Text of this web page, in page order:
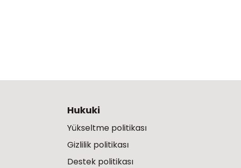
Hukuki
Yükseltme politikası
Gizlilik politikası
Destek politikası